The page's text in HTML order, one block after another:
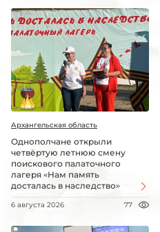
Архангельская область
Однополчане открыли
четвёртую летнюю смену
поискового палаточного
лагеря «Нам память
досталась в наследство»
6 августа 2026 77